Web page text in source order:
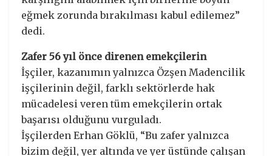
eğmek zorunda bırakılması kabul edilemez”
dedi.
Zafer 56 yıl önce direnen emekçilerin
İşçiler, kazanımın yalnızca Özşen Madencilik
işçilerinin değil, farklı sektörlerde hak
mücadelesi veren tüm emekçilerin ortak
başarısı olduğunu vurguladı.
İşçilerden Erhan Göklü, “Bu zafer yalnızca
bizim değil, yer altında ve yer üstünde çalışan